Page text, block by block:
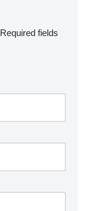
Required fields